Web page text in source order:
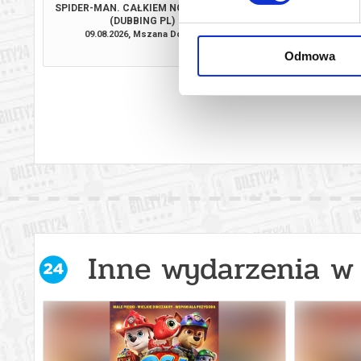
Odmowa
SPIDER-MAN. CAŁKIEM NOWY DZIEŃ
(DUBBING PL)
09.08.2026, Mszana Dolna
PSI PATROL I
PL)
12.08.2026,
Inne wydarzenia